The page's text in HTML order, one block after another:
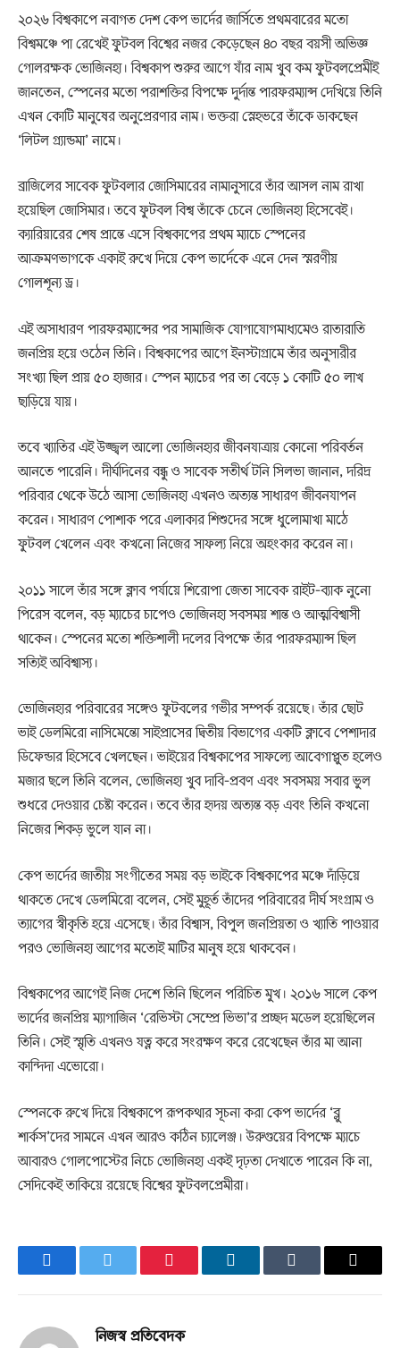
২০২৬ বিশ্বকাপে নবাগত দেশ কেপ ভার্দের জার্সিতে প্রথমবারের মতো
বিশ্বমঞ্চে পা রেখেই ফুটবল বিশ্বের নজর কেড়েছেন ৪০ বছর বয়সী অভিজ্ঞ
গোলরক্ষক ভোজিনহা। বিশ্বকাপ শুরুর আগে যাঁর নাম খুব কম ফুটবলপ্রেমীই
জানতেন, স্পেনের মতো পরাশক্তির বিপক্ষে দুর্দান্ত পারফরম্যান্স দেখিয়ে তিনি
এখন কোটি মানুষের অনুপ্রেরণার নাম। ভক্তরা স্নেহভরে তাঁকে ডাকছেন
‘লিটল গ্র্যান্ডমা’ নামে।
ব্রাজিলের সাবেক ফুটবলার জোসিমারের নামানুসারে তাঁর আসল নাম রাখা
হয়েছিল জোসিমার। তবে ফুটবল বিশ্ব তাঁকে চেনে ভোজিনহা হিসেবেই।
ক্যারিয়ারের শেষ প্রান্তে এসে বিশ্বকাপের প্রথম ম্যাচে স্পেনের
আক্রমণভাগকে একাই রুখে দিয়ে কেপ ভার্দেকে এনে দেন স্মরণীয়
গোলশূন্য ড্র।
এই অসাধারণ পারফরম্যান্সের পর সামাজিক যোগাযোগমাধ্যমেও রাতারাতি
জনপ্রিয় হয়ে ওঠেন তিনি। বিশ্বকাপের আগে ইনস্টাগ্রামে তাঁর অনুসারীর
সংখ্যা ছিল প্রায় ৫০ হাজার। স্পেন ম্যাচের পর তা বেড়ে ১ কোটি ৫০ লাখ
ছাড়িয়ে যায়।
তবে খ্যাতির এই উজ্জ্বল আলো ভোজিনহার জীবনযাত্রায় কোনো পরিবর্তন
আনতে পারেনি। দীর্ঘদিনের বন্ধু ও সাবেক সতীর্থ টনি সিলভা জানান, দরিদ্র
পরিবার থেকে উঠে আসা ভোজিনহা এখনও অত্যন্ত সাধারণ জীবনযাপন
করেন। সাধারণ পোশাক পরে এলাকার শিশুদের সঙ্গে ধুলোমাখা মাঠে
ফুটবল খেলেন এবং কখনো নিজের সাফল্য নিয়ে অহংকার করেন না।
২০১১ সালে তাঁর সঙ্গে ক্লাব পর্যায়ে শিরোপা জেতা সাবেক রাইট-ব্যাক নুনো
পিরেস বলেন, বড় ম্যাচের চাপেও ভোজিনহা সবসময় শান্ত ও আত্মবিশ্বাসী
থাকেন। স্পেনের মতো শক্তিশালী দলের বিপক্ষে তাঁর পারফরম্যান্স ছিল
সত্যিই অবিশ্বাস্য।
ভোজিনহার পরিবারের সঙ্গেও ফুটবলের গভীর সম্পর্ক রয়েছে। তাঁর ছোট
ভাই ডেলমিরো নাসিমেন্তো সাইপ্রাসের দ্বিতীয় বিভাগের একটি ক্লাবে পেশাদার
ডিফেন্ডার হিসেবে খেলছেন। ভাইয়ের বিশ্বকাপের সাফল্যে আবেগাপ্লুত হলেও
মজার ছলে তিনি বলেন, ভোজিনহা খুব দাবি-প্রবণ এবং সবসময় সবার ভুল
শুধরে দেওয়ার চেষ্টা করেন। তবে তাঁর হৃদয় অত্যন্ত বড় এবং তিনি কখনো
নিজের শিকড় ভুলে যান না।
কেপ ভার্দের জাতীয় সংগীতের সময় বড় ভাইকে বিশ্বকাপের মঞ্চে দাঁড়িয়ে
থাকতে দেখে ডেলমিরো বলেন, সেই মুহূর্ত তাঁদের পরিবারের দীর্ঘ সংগ্রাম ও
ত্যাগের স্বীকৃতি হয়ে এসেছে। তাঁর বিশ্বাস, বিপুল জনপ্রিয়তা ও খ্যাতি পাওয়ার
পরও ভোজিনহা আগের মতোই মাটির মানুষ হয়ে থাকবেন।
বিশ্বকাপের আগেই নিজ দেশে তিনি ছিলেন পরিচিত মুখ। ২০১৬ সালে কেপ
ভার্দের জনপ্রিয় ম্যাগাজিন ‘রেভিস্টা সেম্প্রে ভিভা’র প্রচ্ছদ মডেল হয়েছিলেন
তিনি। সেই স্মৃতি এখনও যত্ন করে সংরক্ষণ করে রেখেছেন তাঁর মা আনা
কান্দিদা এভোরো।
স্পেনকে রুখে দিয়ে বিশ্বকাপে রূপকথার সূচনা করা কেপ ভার্দের ‘ব্লু
শার্কস’দের সামনে এখন আরও কঠিন চ্যালেঞ্জ। উরুগুয়ের বিপক্ষে ম্যাচে
আবারও গোলপোস্টের নিচে ভোজিনহা একই দৃঢ়তা দেখাতে পারেন কি না,
সেদিকেই তাকিয়ে রয়েছে বিশ্বের ফুটবলপ্রেমীরা।
FacebookTwitter PinterestLinkedInTumblr Email
নিজস্ব প্রতিবেদক